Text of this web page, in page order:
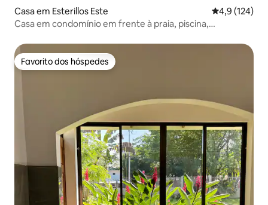
Casa em Esterillos Este Classificação
4,9 (124)
Casa em condomínio em frente à praia, piscina,
Favorito dos hóspedes
Favorito dos hóspedes